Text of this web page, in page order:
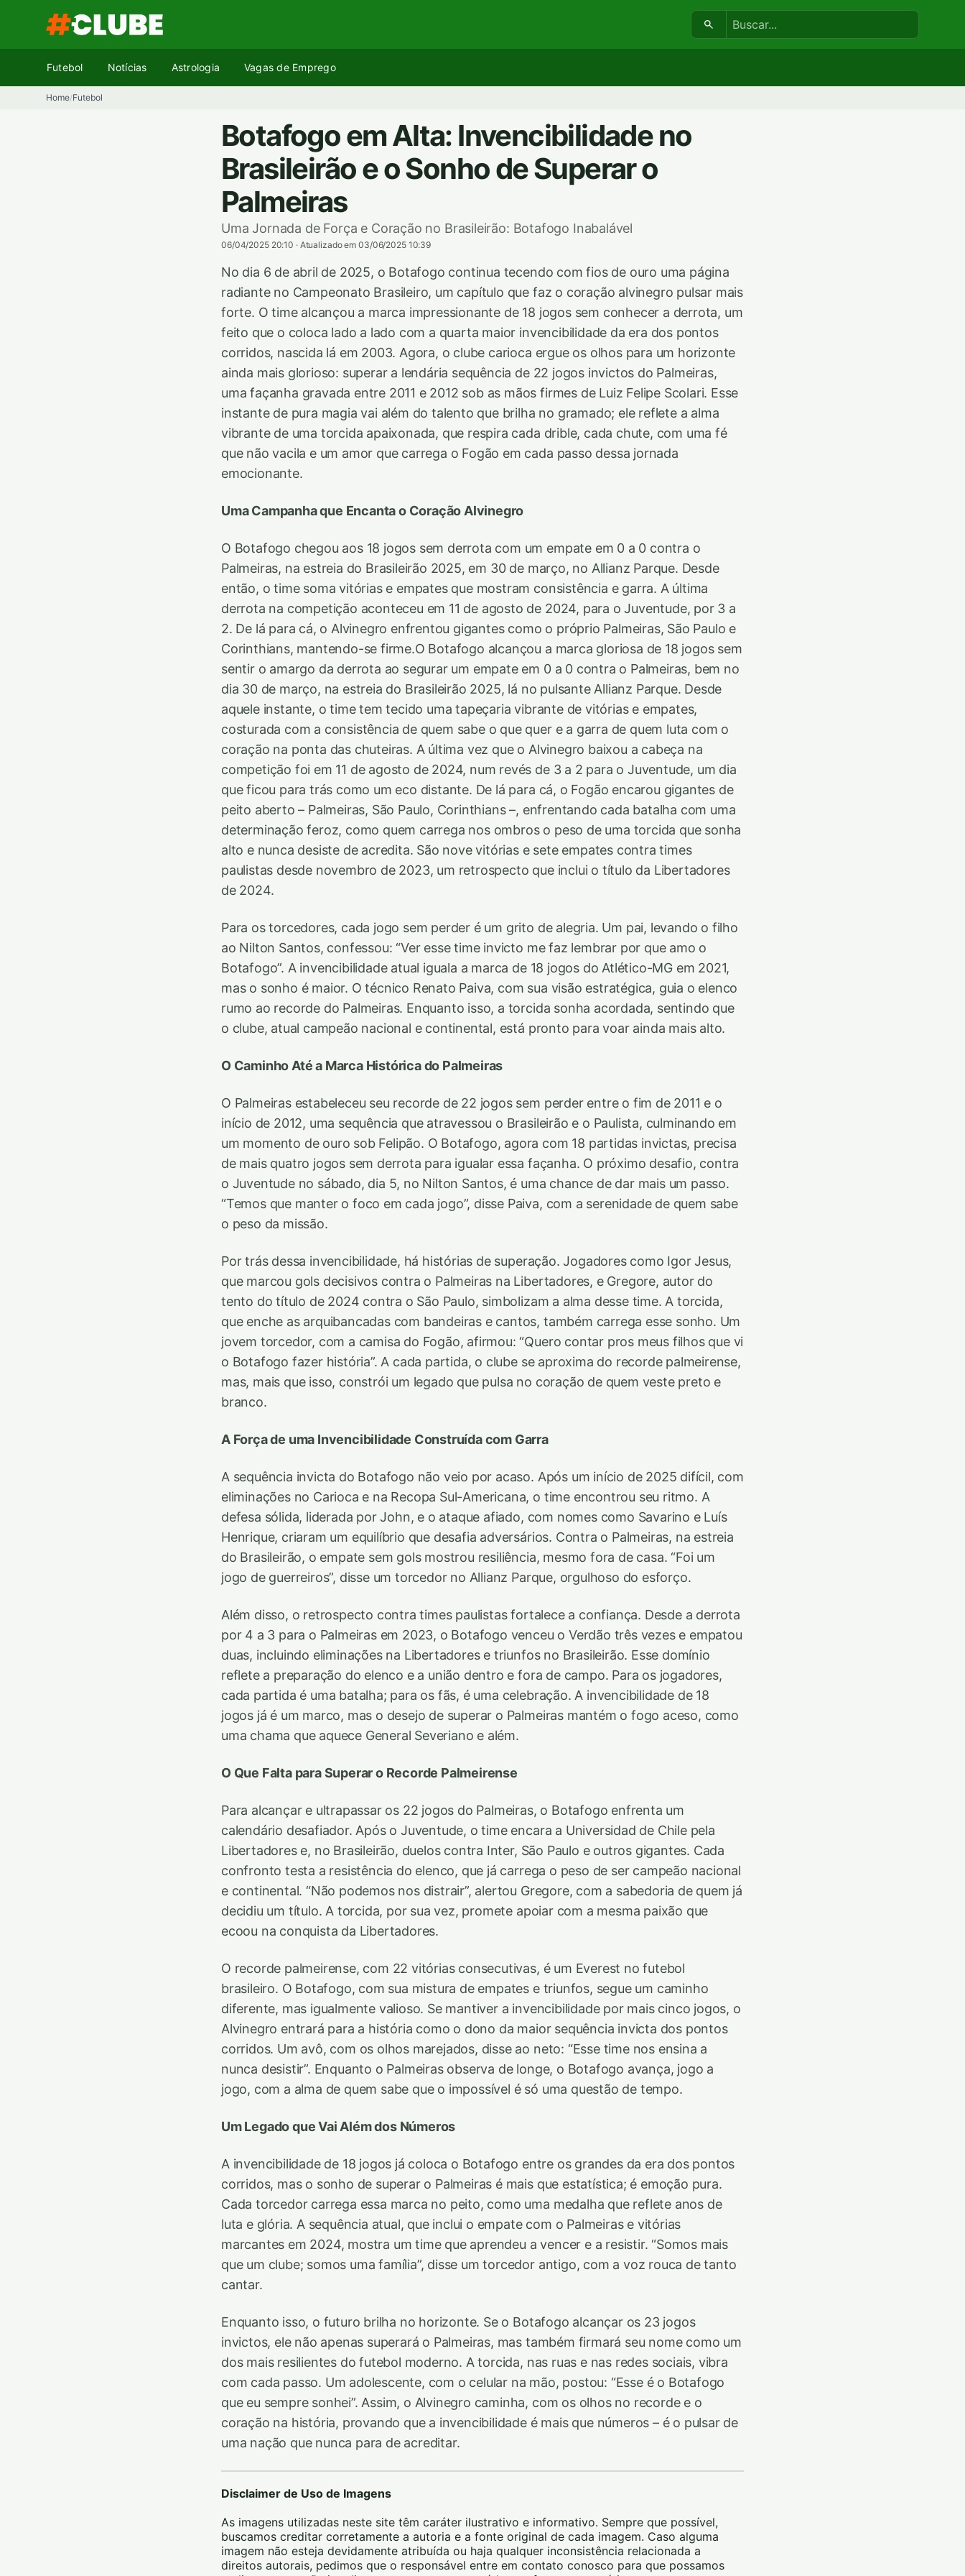
conteúdo
Buscar:
Futebol Notícias Astrologia Vagas de Emprego
Home/Futebol
Botafogo em Alta: Invencibilidade no
Brasileirão e o Sonho de Superar o
Palmeiras
Uma Jornada de Força e Coração no Brasileirão: Botafogo Inabalável
06/04/2025 20:10 · Atualizado em 03/06/2025 10:39
No dia 6 de abril de 2025, o Botafogo continua tecendo com fios de ouro uma página
radiante no Campeonato Brasileiro, um capítulo que faz o coração alvinegro pulsar mais
forte. O time alcançou a marca impressionante de 18 jogos sem conhecer a derrota, um
feito que o coloca lado a lado com a quarta maior invencibilidade da era dos pontos
corridos, nascida lá em 2003. Agora, o clube carioca ergue os olhos para um horizonte
ainda mais glorioso: superar a lendária sequência de 22 jogos invictos do Palmeiras,
uma façanha gravada entre 2011 e 2012 sob as mãos firmes de Luiz Felipe Scolari. Esse
instante de pura magia vai além do talento que brilha no gramado; ele reflete a alma
vibrante de uma torcida apaixonada, que respira cada drible, cada chute, com uma fé
que não vacila e um amor que carrega o Fogão em cada passo dessa jornada
emocionante.
Uma Campanha que Encanta o Coração Alvinegro
O Botafogo chegou aos 18 jogos sem derrota com um empate em 0 a 0 contra o
Palmeiras, na estreia do Brasileirão 2025, em 30 de março, no Allianz Parque. Desde
então, o time soma vitórias e empates que mostram consistência e garra. A última
derrota na competição aconteceu em 11 de agosto de 2024, para o Juventude, por 3 a
2. De lá para cá, o Alvinegro enfrentou gigantes como o próprio Palmeiras, São Paulo e
Corinthians, mantendo-se firme.O Botafogo alcançou a marca gloriosa de 18 jogos sem
sentir o amargo da derrota ao segurar um empate em 0 a 0 contra o Palmeiras, bem no
dia 30 de março, na estreia do Brasileirão 2025, lá no pulsante Allianz Parque. Desde
aquele instante, o time tem tecido uma tapeçaria vibrante de vitórias e empates,
costurada com a consistência de quem sabe o que quer e a garra de quem luta com o
coração na ponta das chuteiras. A última vez que o Alvinegro baixou a cabeça na
competição foi em 11 de agosto de 2024, num revés de 3 a 2 para o Juventude, um dia
que ficou para trás como um eco distante. De lá para cá, o Fogão encarou gigantes de
peito aberto – Palmeiras, São Paulo, Corinthians –, enfrentando cada batalha com uma
determinação feroz, como quem carrega nos ombros o peso de uma torcida que sonha
alto e nunca desiste de acredita. São nove vitórias e sete empates contra times
paulistas desde novembro de 2023, um retrospecto que inclui o título da Libertadores
de 2024.
Para os torcedores, cada jogo sem perder é um grito de alegria. Um pai, levando o filho
ao Nilton Santos, confessou: “Ver esse time invicto me faz lembrar por que amo o
Botafogo”. A invencibilidade atual iguala a marca de 18 jogos do Atlético-MG em 2021,
mas o sonho é maior. O técnico Renato Paiva, com sua visão estratégica, guia o elenco
rumo ao recorde do Palmeiras. Enquanto isso, a torcida sonha acordada, sentindo que
o clube, atual campeão nacional e continental, está pronto para voar ainda mais alto.
O Caminho Até a Marca Histórica do Palmeiras
O Palmeiras estabeleceu seu recorde de 22 jogos sem perder entre o fim de 2011 e o
início de 2012, uma sequência que atravessou o Brasileirão e o Paulista, culminando em
um momento de ouro sob Felipão. O Botafogo, agora com 18 partidas invictas, precisa
de mais quatro jogos sem derrota para igualar essa façanha. O próximo desafio, contra
o Juventude no sábado, dia 5, no Nilton Santos, é uma chance de dar mais um passo.
“Temos que manter o foco em cada jogo”, disse Paiva, com a serenidade de quem sabe
o peso da missão.
Por trás dessa invencibilidade, há histórias de superação. Jogadores como Igor Jesus,
que marcou gols decisivos contra o Palmeiras na Libertadores, e Gregore, autor do
tento do título de 2024 contra o São Paulo, simbolizam a alma desse time. A torcida,
que enche as arquibancadas com bandeiras e cantos, também carrega esse sonho. Um
jovem torcedor, com a camisa do Fogão, afirmou: “Quero contar pros meus filhos que vi
o Botafogo fazer história”. A cada partida, o clube se aproxima do recorde palmeirense,
mas, mais que isso, constrói um legado que pulsa no coração de quem veste preto e
branco.
A Força de uma Invencibilidade Construída com Garra
A sequência invicta do Botafogo não veio por acaso. Após um início de 2025 difícil, com
eliminações no Carioca e na Recopa Sul-Americana, o time encontrou seu ritmo. A
defesa sólida, liderada por John, e o ataque afiado, com nomes como Savarino e Luís
Henrique, criaram um equilíbrio que desafia adversários. Contra o Palmeiras, na estreia
do Brasileirão, o empate sem gols mostrou resiliência, mesmo fora de casa. “Foi um
jogo de guerreiros”, disse um torcedor no Allianz Parque, orgulhoso do esforço.
Além disso, o retrospecto contra times paulistas fortalece a confiança. Desde a derrota
por 4 a 3 para o Palmeiras em 2023, o Botafogo venceu o Verdão três vezes e empatou
duas, incluindo eliminações na Libertadores e triunfos no Brasileirão. Esse domínio
reflete a preparação do elenco e a união dentro e fora de campo. Para os jogadores,
cada partida é uma batalha; para os fãs, é uma celebração. A invencibilidade de 18
jogos já é um marco, mas o desejo de superar o Palmeiras mantém o fogo aceso, como
uma chama que aquece General Severiano e além.
O Que Falta para Superar o Recorde Palmeirense
Para alcançar e ultrapassar os 22 jogos do Palmeiras, o Botafogo enfrenta um
calendário desafiador. Após o Juventude, o time encara a Universidad de Chile pela
Libertadores e, no Brasileirão, duelos contra Inter, São Paulo e outros gigantes. Cada
confronto testa a resistência do elenco, que já carrega o peso de ser campeão nacional
e continental. “Não podemos nos distrair”, alertou Gregore, com a sabedoria de quem já
decidiu um título. A torcida, por sua vez, promete apoiar com a mesma paixão que
ecoou na conquista da Libertadores.
O recorde palmeirense, com 22 vitórias consecutivas, é um Everest no futebol
brasileiro. O Botafogo, com sua mistura de empates e triunfos, segue um caminho
diferente, mas igualmente valioso. Se mantiver a invencibilidade por mais cinco jogos, o
Alvinegro entrará para a história como o dono da maior sequência invicta dos pontos
corridos. Um avô, com os olhos marejados, disse ao neto: “Esse time nos ensina a
nunca desistir”. Enquanto o Palmeiras observa de longe, o Botafogo avança, jogo a
jogo, com a alma de quem sabe que o impossível é só uma questão de tempo.
Um Legado que Vai Além dos Números
A invencibilidade de 18 jogos já coloca o Botafogo entre os grandes da era dos pontos
corridos, mas o sonho de superar o Palmeiras é mais que estatística; é emoção pura.
Cada torcedor carrega essa marca no peito, como uma medalha que reflete anos de
luta e glória. A sequência atual, que inclui o empate com o Palmeiras e vitórias
marcantes em 2024, mostra um time que aprendeu a vencer e a resistir. “Somos mais
que um clube; somos uma família”, disse um torcedor antigo, com a voz rouca de tanto
cantar.
Enquanto isso, o futuro brilha no horizonte. Se o Botafogo alcançar os 23 jogos
invictos, ele não apenas superará o Palmeiras, mas também firmará seu nome como um
dos mais resilientes do futebol moderno. A torcida, nas ruas e nas redes sociais, vibra
com cada passo. Um adolescente, com o celular na mão, postou: “Esse é o Botafogo
que eu sempre sonhei”. Assim, o Alvinegro caminha, com os olhos no recorde e o
coração na história, provando que a invencibilidade é mais que números – é o pulsar de
uma nação que nunca para de acreditar.
Disclaimer de Uso de Imagens
As imagens utilizadas neste site têm caráter ilustrativo e informativo. Sempre que possível,
buscamos creditar corretamente a autoria e a fonte original de cada imagem. Caso alguma
imagem não esteja devidamente atribuída ou haja qualquer inconsistência relacionada a
direitos autorais, pedimos que o responsável entre em contato conosco para que possamos